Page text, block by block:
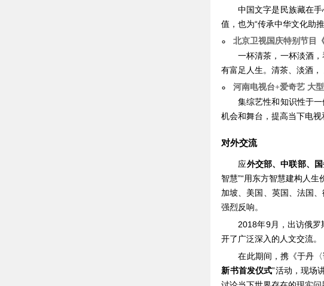
中国文字是民族藏在
值，也为“传承中华文化助
北京卫视国庆特别节目
一杯清茶，一杯淡酒
有富足人生。清茶、淡酒，
河南电视台+爱奇艺 大
集综艺性和知识性于
机会和舞台，提高当下电
对外交流
应外交部、中联部、
智慧”“用东方智慧建构人
加坡、美国、英国、法国
强烈反响。
2018年9月，出访俄
开了广泛深入的人文交流。
在此期间，携《于丹
新书首发仪式”活动，现场